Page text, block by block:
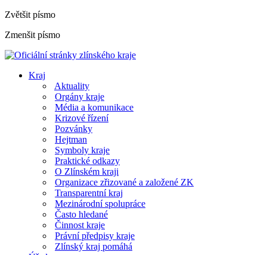
Zvětšit písmo
Zmenšit písmo
Kraj
Aktuality
Orgány kraje
Média a komunikace
Krizové řízení
Pozvánky
Hejtman
Symboly kraje
Praktické odkazy
O Zlínském kraji
Organizace zřizované a založené ZK
Transparentní kraj
Mezinárodní spolupráce
Často hledané
Činnost kraje
Právní předpisy kraje
Zlínský kraj pomáhá